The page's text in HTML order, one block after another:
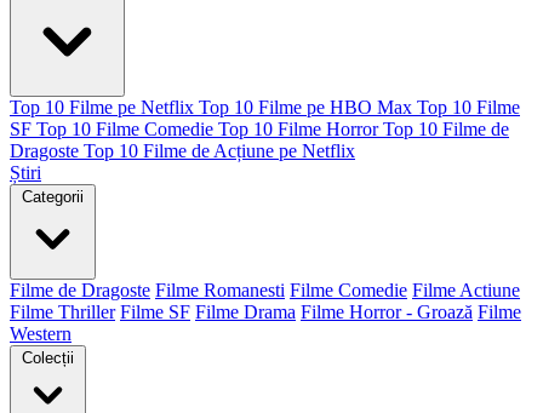
Top 10 Filme pe Netflix Top 10 Filme pe HBO Max Top 10 Filme
SF Top 10 Filme Comedie Top 10 Filme Horror Top 10 Filme de
Dragoste Top 10 Filme de Acțiune pe Netflix
Știri
Categorii
Filme de Dragoste Filme Romanesti Filme Comedie Filme Actiune
Filme Thriller Filme SF Filme Drama Filme Horror - Groază Filme
Western
Colecții